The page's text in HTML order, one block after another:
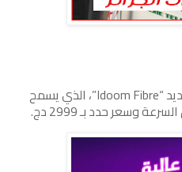
اطلقت اتصالات الجزائر عرضها الجديد “Idoom Fibre”، الذي يسمح
وسعر حدد بـ 2999 دج.